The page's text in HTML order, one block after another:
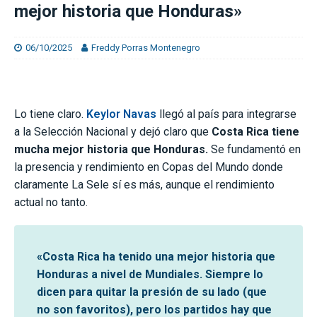
mejor historia que Honduras»
06/10/2025 Freddy Porras Montenegro
Lo tiene claro. Keylor Navas llegó al país para integrarse
a la Selección Nacional y dejó claro que Costa Rica tiene
mucha mejor historia que Honduras. Se fundamentó en
la presencia y rendimiento en Copas del Mundo donde
claramente La Sele sí es más, aunque el rendimiento
actual no tanto.
«Costa Rica ha tenido una mejor historia que
Honduras a nivel de Mundiales. Siempre lo
dicen para quitar la presión de su lado (que
no son favoritos), pero los partidos hay que